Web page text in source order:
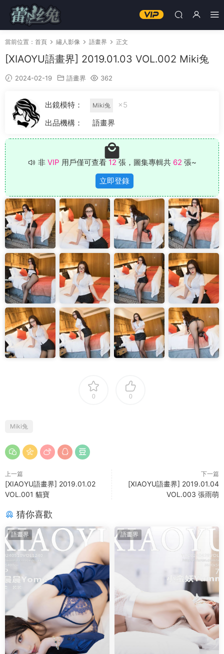
當前位置： 首頁 繡人影像 語畫界 正文
[XIAOYU語畫界] 2019.01.03 VOL.002 Miki兔
2024-02-19 語畫界 362
出鏡模特： Miki兔
×5
出品機構：
語畫界
非 VIP 用戶僅可查看 12 張，圖集專輯共 62 張~
立即登錄
0 0
Miki兔
上一篇
[XIAOYU語畫界] 2019.01.02
VOL.001 貓寶
下一篇
[XIAOYU語畫界] 2019.01.04
VOL.003 張雨萌
猜你喜歡
語畫界 語畫界